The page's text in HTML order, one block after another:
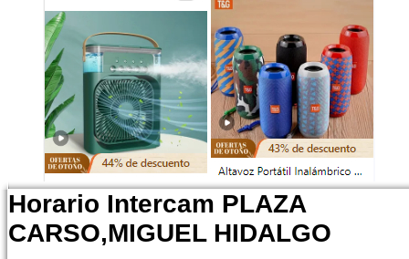
Horario Intercam PLAZA
CARSO,MIGUEL HIDALGO